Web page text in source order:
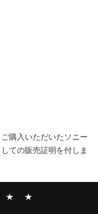
購入いただいたソニー
ての販売証明を付しま